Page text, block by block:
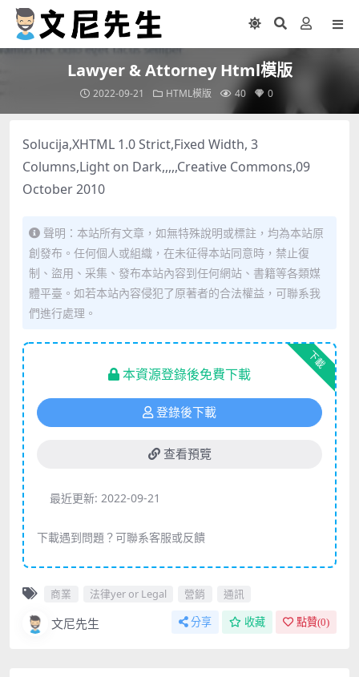
Lawyer & Attorney Html模版
2022-09-21 HTML模版 40 0
Solucija,XHTML 1.0 Strict,Fixed Width, 3
Columns,Light on Dark,,,,,Creative Commons,09
October 2010
聲明：本站所有文章，如無特殊說明或標註，均為本站原
創發布。任何個人或組織，在未征得本站同意時，禁止復
制、盜用、采集、發布本站內容到任何網站、書籍等各類媒
體平臺。如若本站內容侵犯了原著者的合法權益，可聯系我
們進行處理。
下載
本資源登錄後免費下載
登錄後下載
查看預覽
最近更新: 2022-09-21
下載遇到問題？可聯系客服或反饋
商業 法律yer or Legal 營銷 通訊
文尼先生 分享 收藏 點贊(0)